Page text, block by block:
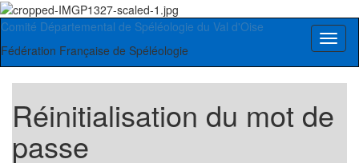
Comité Départemental de Spéléologie du Val d'Oise
Fédération Française de Spéléologie
Réinitialisation du mot de
passe